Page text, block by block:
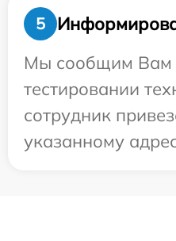
5
Мы сообщим Вам
тестировании
сотрудник
указанному